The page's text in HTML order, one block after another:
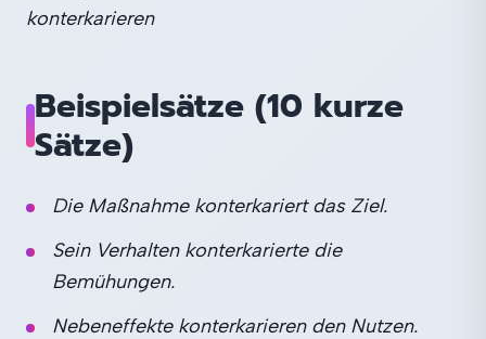
konterkarieren
Beispielsätze (10 kurze
Sätze)
Die Maßnahme konterkariert das Ziel.
Sein Verhalten konterkarierte die
Bemühungen.
Nebeneffekte konterkarieren den Nutzen.